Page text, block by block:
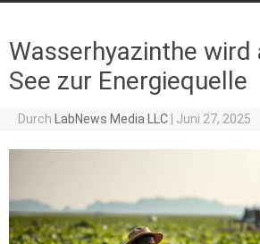
Wasserhyazinthe wird
See zur Energiequelle
Durch LabNews Media LLC Juni 27, 2025